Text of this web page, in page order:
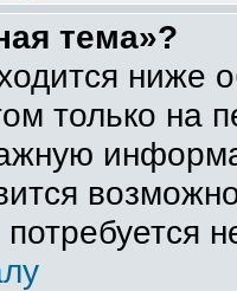
тема»?
ниже
только на